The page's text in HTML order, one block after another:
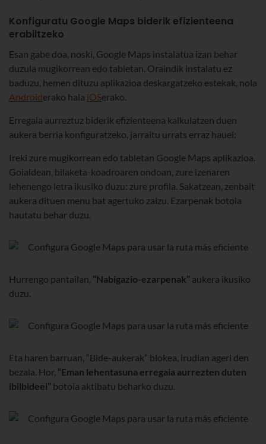
Konfiguratu Google Maps biderik efizienteena
erabiltzeko
Esan gabe doa, noski, Google Maps instalatua izan behar
duzula mugikorrean edo tabletan. Oraindik instalatu ez
baduzu, hemen dituzu aplikazioa deskargatzeko estekak, nola
Androiderako hala iOSerako.
Erregaia aurreztuz biderik efizienteena kalkulatzen duen
aukera berria konfiguratzeko, jarraitu urrats erraz hauei:
Ireki zure mugikorrean edo tabletan Google Maps aplikazioa.
Goialdean, bilaketa-koadroaren ondoan, zure izenaren
lehenengo letra ikusiko duzu: zure profila. Sakatzean, zenbait
aukera dituen menu bat agertuko zaizu. Ezarpenak botoia
hautatu behar duzu.
Hurrengo pantailan, “Nabigazio-ezarpenak” aukera ikusiko
duzu.
Eta haren barruan, “Bide-aukerak” blokea, irudian ageri den
bezala. Hor, “Eman lehentasuna erregaia aurrezten duten
ibilbideei” botoia aktibatu beharko duzu.